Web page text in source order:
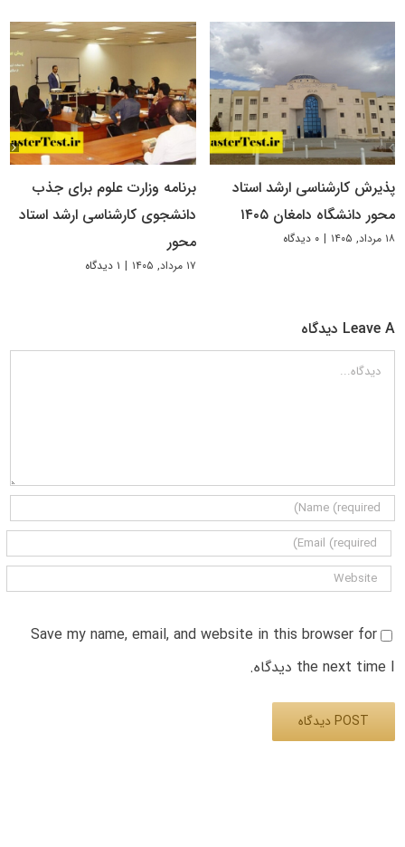
پذیرش کارشناسی ارشد استاد
محور دانشگاه دامغان ۱۴۰۵
۱۸ مرداد, ۱۴۰۵ | ۰ دیدگاه
برنامه وزارت علوم برای جذب
دانشجوی کارشناسی ارشد استاد
محور
۱۷ مرداد, ۱۴۰۵ | ۱ دیدگاه
Leave A دیدگاه
دیدگاه
Save my name, email, and website in this browser for
the next time I دیدگاه.